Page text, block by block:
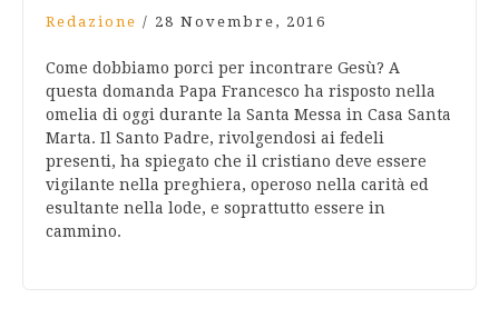
Redazione / 28 Novembre, 2016
Come dobbiamo porci per incontrare Gesù? A
questa domanda Papa Francesco ha risposto nella
omelia di oggi durante la Santa Messa in Casa Santa
Marta. Il Santo Padre, rivolgendosi ai fedeli
presenti, ha spiegato che il cristiano deve essere
vigilante nella preghiera, operoso nella carità ed
esultante nella lode, e soprattutto essere in
cammino.